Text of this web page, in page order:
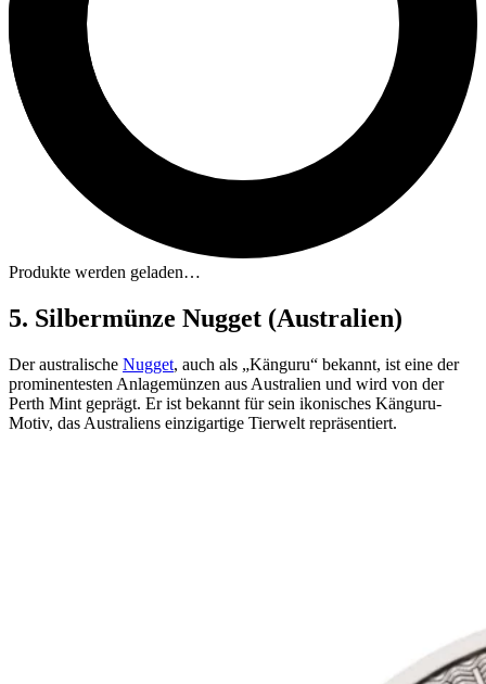
Produkte werden geladen…
5. Silbermünze Nugget (Australien)
Der australische Nugget, auch als „Känguru“ bekannt, ist eine der
prominentesten Anlagemünzen aus Australien und wird von der
Perth Mint geprägt. Er ist bekannt für sein ikonisches Känguru-
Motiv, das Australiens einzigartige Tierwelt repräsentiert.